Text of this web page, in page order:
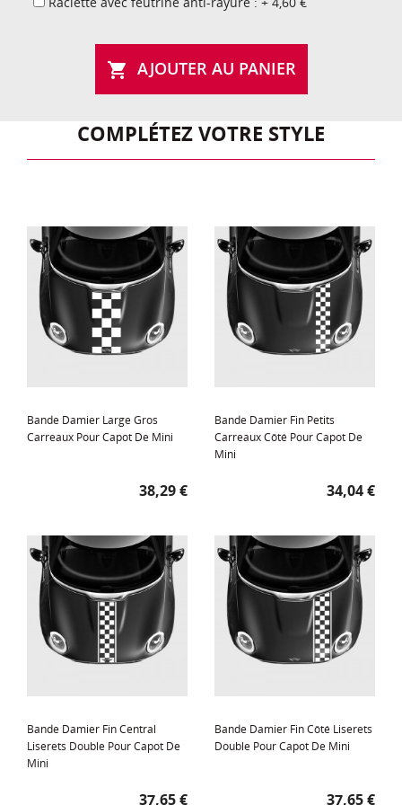
 AJOUTER AU PANIER
COMPLÉTEZ VOTRE STYLE
Bande Damier Large Gros
Carreaux Pour Capot De Mini
Prix
38,29 €
Bande Damier Fin Petits
Carreaux Côté Pour Capot De
Mini
Prix
34,04 €
Bande Damier Fin Central
Liserets Double Pour Capot De
Mini
Prix
37,65 €
Bande Damier Fin Côté Liserets
Double Pour Capot De Mini
Prix
37,65 €